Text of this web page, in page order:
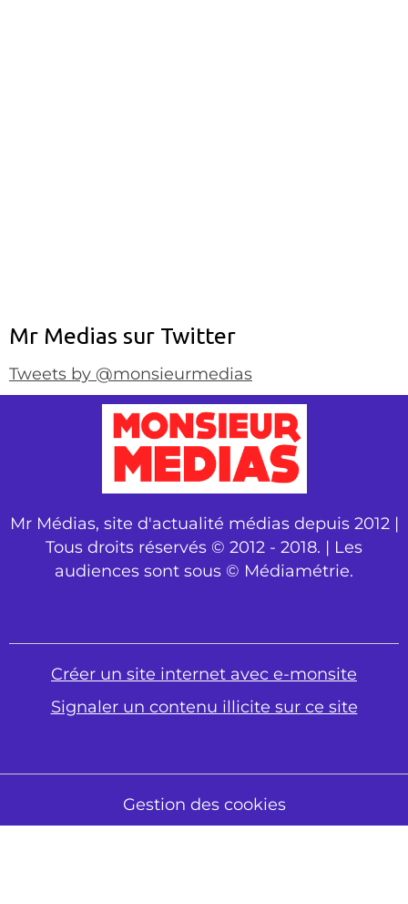
Mr Medias sur Twitter
Tweets by @monsieurmedias
Mr Médias, site d'actualité médias depuis 2012 |
Tous droits réservés © 2012 - 2018. | Les
audiences sont sous © Médiamétrie.
Créer un site internet avec e-monsite
Signaler un contenu illicite sur ce site
Gestion des cookies